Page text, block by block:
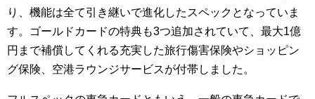
り、機能は全て引き継いで進化したスペックとなっていま
す。ゴールドカードの特典も3つ追加されていて、最大1億
円まで補償してくれる充実した旅行傷害保険やショッピン
グ保険、空港ラウンジサービスが付帯しました。